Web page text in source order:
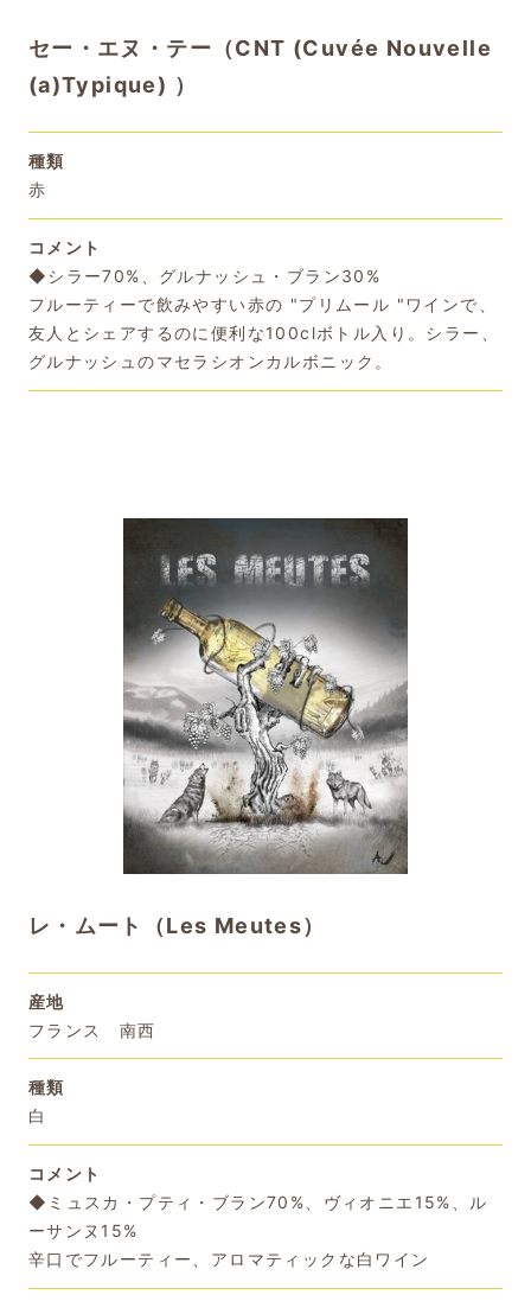
セー・エヌ・テー（CNT (Cuvée Nouvelle
(a)Typique) ）
種類
赤
コメント
◆シラー70%、グルナッシュ・ブラン30%
フルーティーで飲みやすい赤の "プリムール "ワインで、
友人とシェアするのに便利な100clボトル入り。シラー、
グルナッシュのマセラシオンカルボニック。
レ・ムート（Les Meutes）
産地
フランス 南西
種類
白
コメント
◆ミュスカ・プティ・ブラン70%、ヴィオニエ15%、ル
ーサンヌ15%
辛口でフルーティー、アロマティックな白ワイン